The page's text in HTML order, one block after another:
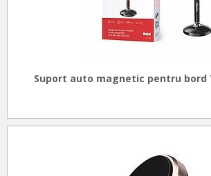
Suport auto magnetic pentru bord